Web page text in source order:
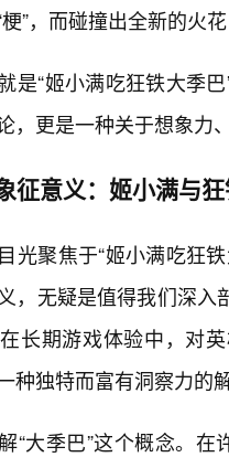
”，而碰撞出全新的火
是“姬小满吃狂铁大季
，更是一种关于想象力
征意义：姬小满与
光聚焦于“姬小满吃狂
，无疑是值得我们深
长期游戏体验中，对
种独特而富有洞察力的
“大季巴”这个概念。